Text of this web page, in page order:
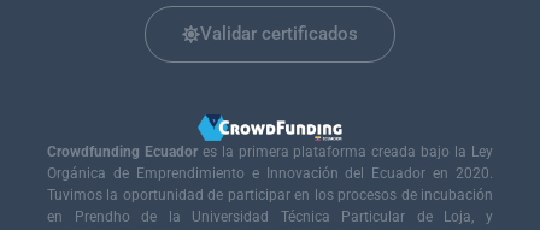
Validar certificados
Crowdfunding Ecuadores la primera plataforma creada bajo la Ley
Orgánica de Emprendimiento e Innovación del Ecuador en 2020.
Tuvimos la oportunidad de participar en los procesos de incubación
en Prendho de la Universidad Técnica Particular de Loja, y